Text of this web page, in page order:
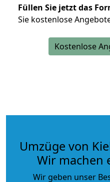
Füllen Sie jetzt das
Sie kostenlose
Kostenlose
Umzüge von
Wir machen
Wir geben unser